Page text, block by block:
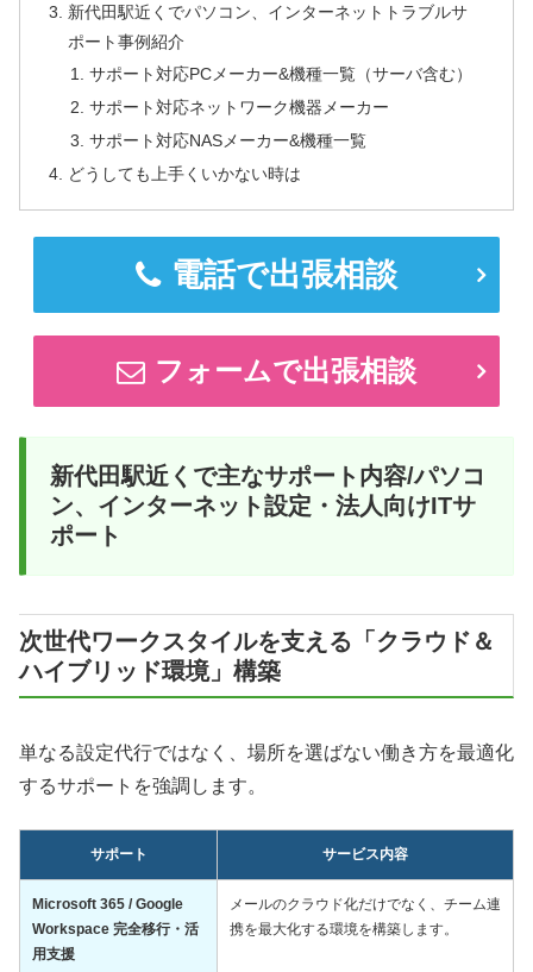
新代田駅近くでパソコン、インターネットトラブルサ
ポート事例紹介
サポート対応PCメーカー&機種一覧（サーバ含む）
サポート対応ネットワーク機器メーカー
サポート対応NASメーカー&機種一覧
どうしても上手くいかない時は
電話で出張相談
フォームで出張相談
新代田駅近くで主なサポート内容/パソコ
ン、インターネット設定・法人向けITサ
ポート
次世代ワークスタイルを支える「クラウド＆
ハイブリッド環境」構築
単なる設定代行ではなく、場所を選ばない働き方を最適化
するサポートを強調します。
サポート サービス内容
Microsoft 365 / Google
Workspace 完全移行・活
用支援
メールのクラウド化だけでなく、チーム連
携を最大化する環境を構築します。